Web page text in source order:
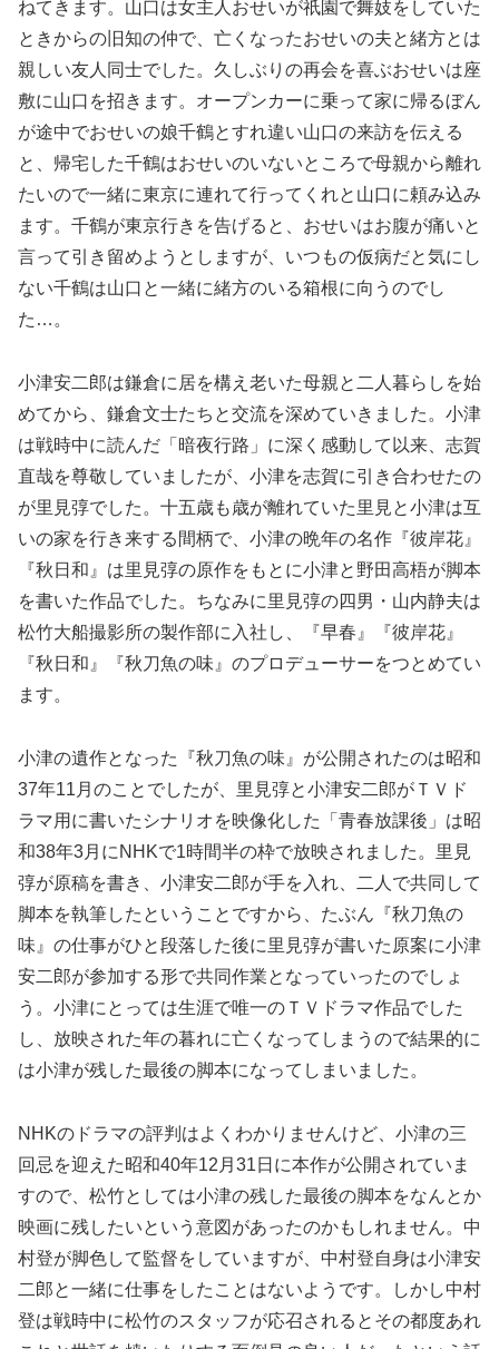
ねてきます。山口は女主人おせいが祇園で舞妓をしていた
ときからの旧知の仲で、亡くなったおせいの夫と緒方とは
親しい友人同士でした。久しぶりの再会を喜ぶおせいは座
敷に山口を招きます。オープンカーに乗って家に帰るぼん
が途中でおせいの娘千鶴とすれ違い山口の来訪を伝える
と、帰宅した千鶴はおせいのいないところで母親から離れ
たいので一緒に東京に連れて行ってくれと山口に頼み込み
ます。千鶴が東京行きを告げると、おせいはお腹が痛いと
言って引き留めようとしますが、いつもの仮病だと気にし
ない千鶴は山口と一緒に緒方のいる箱根に向うのでし
た…。
小津安二郎は鎌倉に居を構え老いた母親と二人暮らしを始
めてから、鎌倉文士たちと交流を深めていきました。小津
は戦時中に読んだ「暗夜行路」に深く感動して以来、志賀
直哉を尊敬していましたが、小津を志賀に引き合わせたの
が里見弴でした。十五歳も歳が離れていた里見と小津は互
いの家を行き来する間柄で、小津の晩年の名作『彼岸花』
『秋日和』は里見弴の原作をもとに小津と野田高梧が脚本
を書いた作品でした。ちなみに里見弴の四男・山内静夫は
松竹大船撮影所の製作部に入社し、『早春』『彼岸花』
『秋日和』『秋刀魚の味』のプロデューサーをつとめてい
ます。
小津の遺作となった『秋刀魚の味』が公開されたのは昭和
37年11月のことでしたが、里見弴と小津安二郎がＴＶド
ラマ用に書いたシナリオを映像化した「青春放課後」は昭
和38年3月にNHKで1時間半の枠で放映されました。里見
弴が原稿を書き、小津安二郎が手を入れ、二人で共同して
脚本を執筆したということですから、たぶん『秋刀魚の
味』の仕事がひと段落した後に里見弴が書いた原案に小津
安二郎が参加する形で共同作業となっていったのでしょ
う。小津にとっては生涯で唯一のＴＶドラマ作品でした
し、放映された年の暮れに亡くなってしまうので結果的に
は小津が残した最後の脚本になってしまいました。
NHKのドラマの評判はよくわかりませんけど、小津の三
回忌を迎えた昭和40年12月31日に本作が公開されていま
すので、松竹としては小津の残した最後の脚本をなんとか
映画に残したいという意図があったのかもしれません。中
村登が脚色して監督をしていますが、中村登自身は小津安
二郎と一緒に仕事をしたことはないようです。しかし中村
登は戦時中に松竹のスタッフが応召されるとその都度あれ